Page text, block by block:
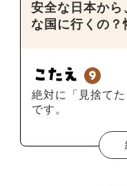
安全な日本か
な国に行くの？
絶対に「見捨て
です。